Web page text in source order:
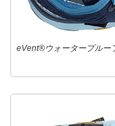
eVent®ウォータープルー